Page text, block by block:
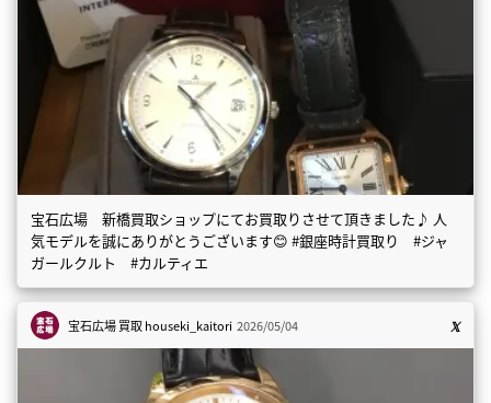
宝石広場 新橋買取ショップにてお買取りさせて頂きました♪ 人
気モデルを誠にありがとうございます😊 #銀座時計買取り #ジャ
ガールクルト #カルティエ
宝石広場 買取houseki_kaitori 2026/05/04